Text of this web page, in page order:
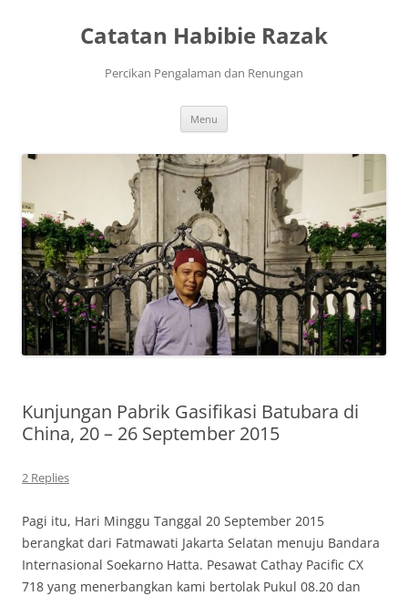
Catatan Habibie Razak
Percikan Pengalaman dan Renungan
Menu
Kunjungan Pabrik Gasifikasi Batubara di
China, 20 – 26 September 2015
2 Replies
Pagi itu, Hari Minggu Tanggal 20 September 2015
berangkat dari Fatmawati Jakarta Selatan menuju Bandara
Internasional Soekarno Hatta. Pesawat Cathay Pacific CX
718 yang menerbangkan kami bertolak Pukul 08.20 dan